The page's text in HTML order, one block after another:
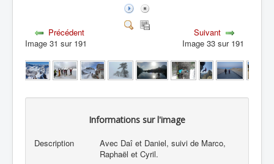
Précédent
Image 31 sur 191
Suivant
Image 33 sur 191
Informations sur l'image
Description
Avec Daî et Daniel, suivi de Marco,
Raphaël et Cyril.